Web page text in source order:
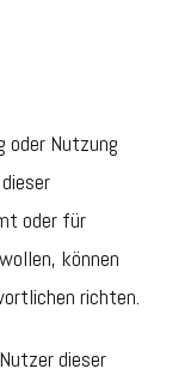
oder Nutzung
oder für
können
richten.
dieser